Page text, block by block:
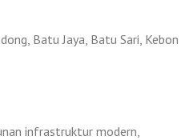
Batu Jaya, Batu Sari, Kebon
infrastruktur modern,